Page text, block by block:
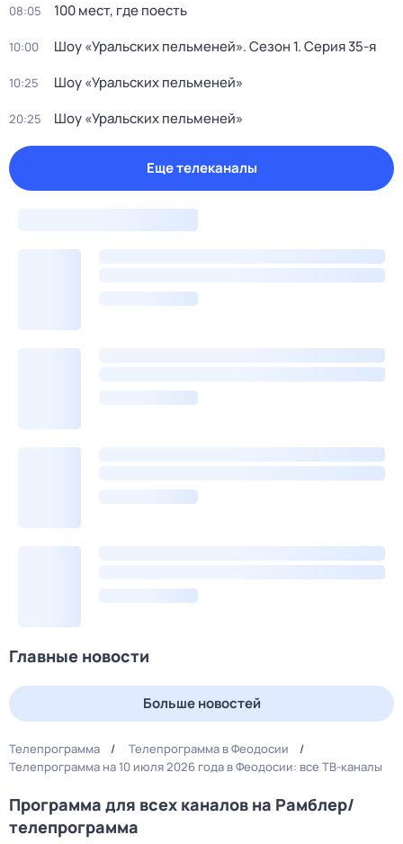
08:05 100 мест, где поесть
10:00 Шоу «Уральских пельменей». Сезон 1. Серия 35-я
10:25 Шоу «Уральских пельменей»
20:25 Шоу «Уральских пельменей»
Еще телеканалы
Главные новости
Больше новостей
Телепрограмма
Телепрограмма в Феодосии
Телепрограмма на 10 июля 2026 года в Феодосии: все ТВ-каналы
Программа для всех каналов на Рамблер/
телепрограмма